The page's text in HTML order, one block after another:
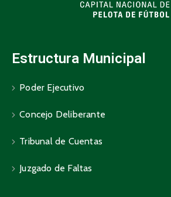
Estructura Municipal
Poder Ejecutivo
Concejo Deliberante
Tribunal de Cuentas
Juzgado de Faltas